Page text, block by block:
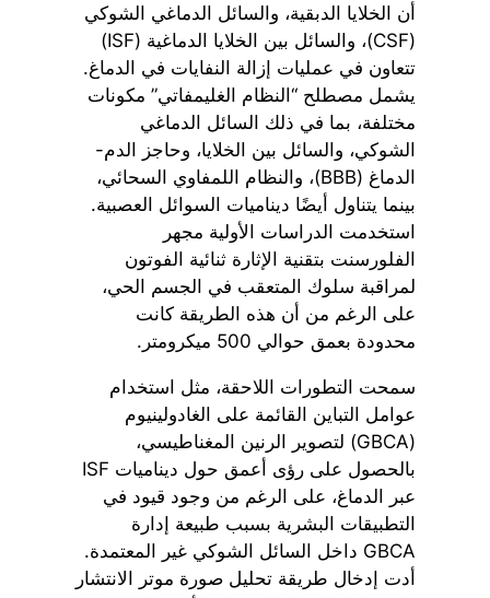
أن الخلايا الدبقية، والسائل الدماغي الشوكي
(CSF)، والسائل بين الخلايا الدماغية (ISF)
تتعاون في عمليات إزالة النفايات في الدماغ.
يشمل مصطلح “النظام الغليمفاتي” مكونات
مختلفة، بما في ذلك السائل الدماغي
الشوكي، والسائل بين الخلايا، وحاجز الدم-
الدماغ (BBB)، والنظام اللمفاوي السحائي،
بينما يتناول أيضًا ديناميات السوائل العصبية.
استخدمت الدراسات الأولية مجهر
الفلورسنت بتقنية الإثارة ثنائية الفوتون
لمراقبة سلوك المتعقب في الجسم الحي،
على الرغم من أن هذه الطريقة كانت
محدودة بعمق حوالي 500 ميكرومتر.
سمحت التطورات اللاحقة، مثل استخدام
عوامل التباين القائمة على الغادولينيوم
(GBCA) لتصوير الرنين المغناطيسي،
بالحصول على رؤى أعمق حول ديناميات ISF
عبر الدماغ، على الرغم من وجود قيود في
التطبيقات البشرية بسبب طبيعة إدارة
GBCA داخل السائل الشوكي غير المعتمدة.
أدت إدخال طريقة تحليل صورة موتر الانتشار